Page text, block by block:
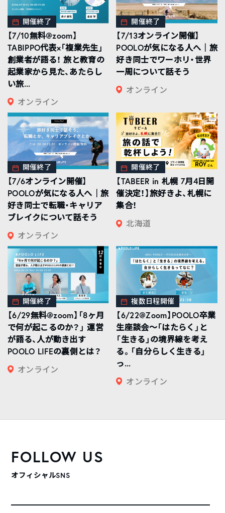
開催終了
【7/10無料@zoom】
TABIPPO代表×「複業先生」
創業者が語る！ 旅と教育の
起業家から見た、あたらし
い旅...
オンライン
開催終了
【7/13オンライン開催】
POOLOが気になる人へ｜旅
好き同士でワーホリ・世界
一周について話そう
オンライン
開催終了
【7/6オンライン開催】
POOLOが気になる人へ｜旅
好き同士で転職・キャリア
ブレイクについて話そう
オンライン
開催終了
【TABEER in 札幌 7月4日開
催決定！】旅好きよ、札幌に
集合！
北海道
開催終了
【6/29無料@zoom】「8ヶ月
で何が起こるのか？」 運営
が語る、人が動き出す
POOLO LIFEの裏側とは？
オンライン
複数日程開催
【6/22@Zoom】POOLO卒業
生座談会〜「はたらく」と
「生きる」の境界線を考え
る。「自分らしく生きる」
っ...
オンライン
FOLLOW US
オフィシャルSNS